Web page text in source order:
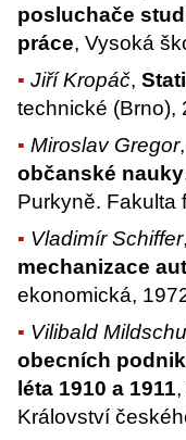
posluchače
práce, Vysoká
Jiří Kropáč,
technické (Brno),
Miroslav Gregor
občanské nauky
Purkyně. Fakulta
Vladimír Schiffer
mechanizace
ekonomická,
Vilibald
obecních
léta 1910 a 1911
Království